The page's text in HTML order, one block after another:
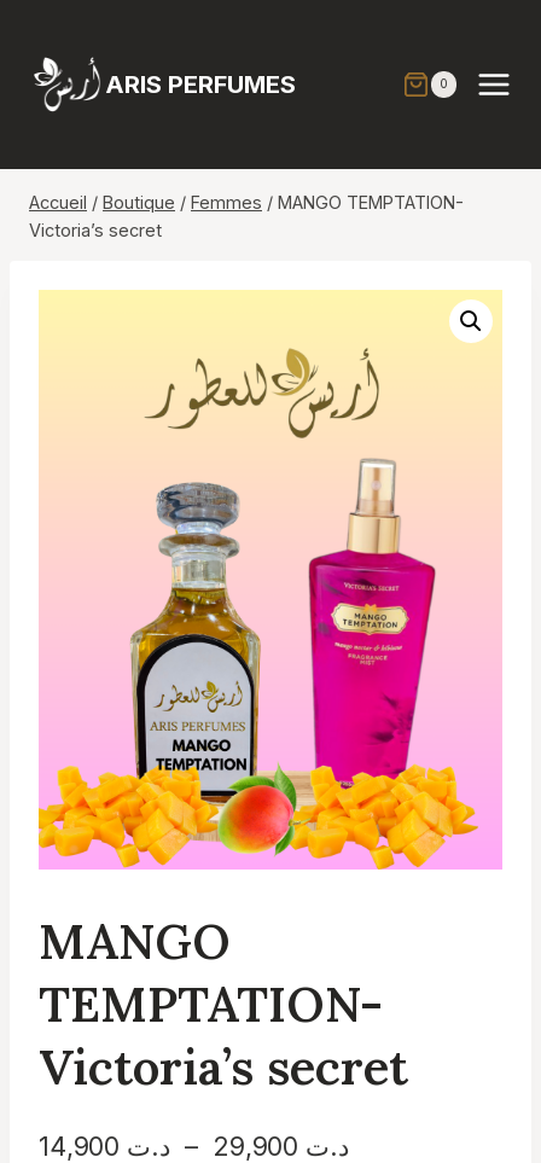
contenu
ARIS PERFUMES 0
Accueil / Boutique / Femmes / MANGO TEMPTATION-
Victoria’s secret
MANGO
TEMPTATION-
Victoria’s secret
د.ت – د.تPlage